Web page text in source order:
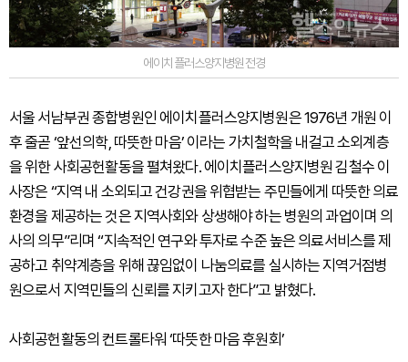
에이치플러스양지병원전경
서울 서남부권 종합병원인 에이치플러스양지병원은 1976년 개원 이
후 줄곧 ‘앞선의학, 따뜻한 마음’ 이라는 가치철학을 내걸고 소외계층
을 위한 사회공헌활동을 펼쳐왔다. 에이치플러스양지병원 김철수 이
사장은 “지역 내 소외되고 건강권을 위협받는 주민들에게 따뜻한 의료
환경을 제공하는 것은 지역사회와 상생해야 하는 병원의 과업이며 의
사의 의무”리며 “지속적인 연구와 투자로 수준 높은 의료서비스를 제
공하고 취약계층을 위해 끊임없이 나눔의료를 실시하는 지역거점병
원으로서 지역민들의 신뢰를 지키고자 한다”고 밝혔다.
사회공헌활동의 컨트롤타워 ‘따뜻한 마음 후원회’